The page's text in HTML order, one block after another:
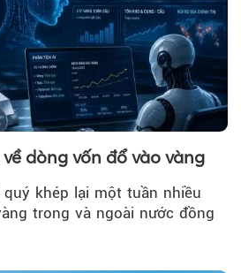
dòng vốn đổ vào vàng
khép lại một tuần nhiều
trong và ngoài nước đồng